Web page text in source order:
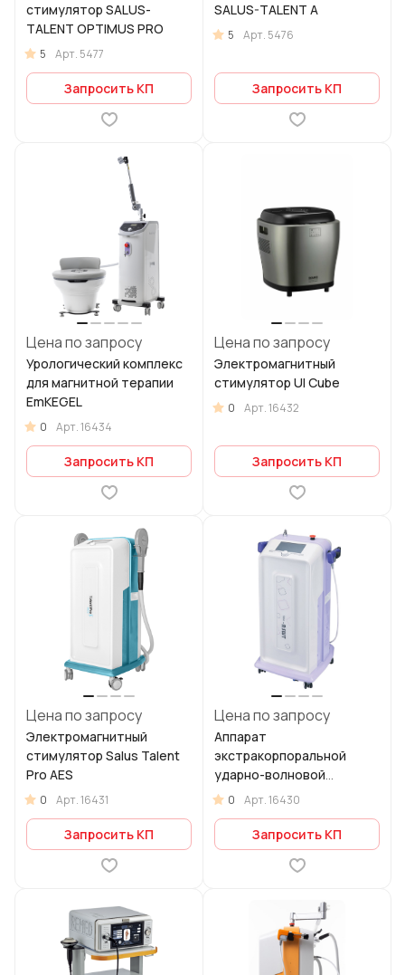
стимулятор SALUS-
TALENT OPTIMUS PRO
5 Арт. 5477
Запросить КП
SALUS-TALENT A
5 Арт. 5476
Запросить КП
Цена по запросу
Урологический комплекс
для магнитной терапии
EmKEGEL
0 Арт.16434
Запросить КП
Цена по запросу
Электромагнитный
стимулятор UI Cube
0 Арт.16432
Запросить КП
Цена по запросу
Электромагнитный
стимулятор Salus Talent
Pro AES
0 Арт.16431
Запросить КП
Цена по запросу
Аппарат
экстракорпоральной
ударно-волновой
терапии Salus RSWT
0 Арт.16430
Запросить КП